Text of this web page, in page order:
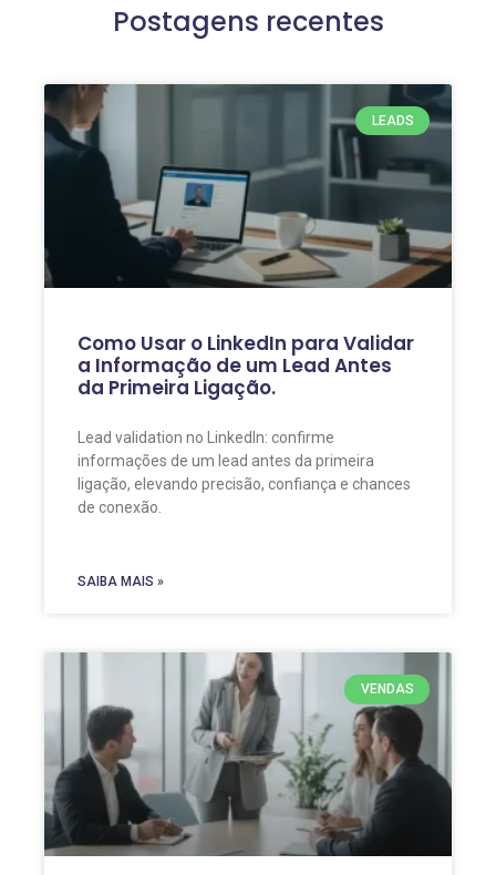
Postagens recentes
LEADS
Como Usar o LinkedIn para Validar
a Informação de um Lead Antes
da Primeira Ligação.
Lead validation no LinkedIn: confirme
informações de um lead antes da primeira
ligação, elevando precisão, confiança e chances
de conexão.
SAIBA MAIS »
VENDAS